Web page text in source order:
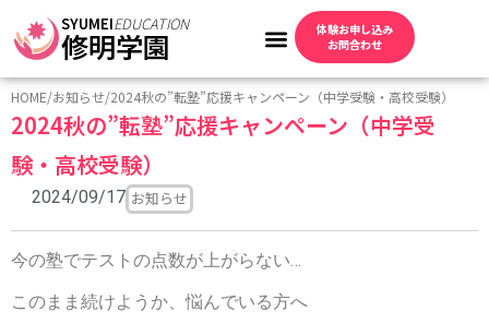
SYUMEIEDUCATION
修明学園
体験お申し込み
お問合わせ
HOME/お知らせ/2024秋の”転塾”応援キャンペーン（中学受験・高校受験）
2024秋の”転塾”応援キャンペーン（中学受
験・高校受験）
2024/09/17 お知らせ
今の塾でテストの点数が上がらない…
このまま続けようか、悩んでいる方へ